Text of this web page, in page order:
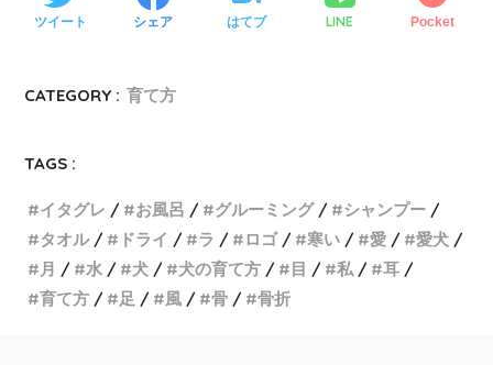
ツイート シェア はてブ LINE Pocket
CATEGORY : 育て方
TAGS :
イタグレ お風呂 グルーミング
シャンプー
タオル
ドライ ラ ロゴ 寒い 愛
愛犬
月
水 犬 犬の育て方 目 私
耳
育て方
足 風 骨 骨折